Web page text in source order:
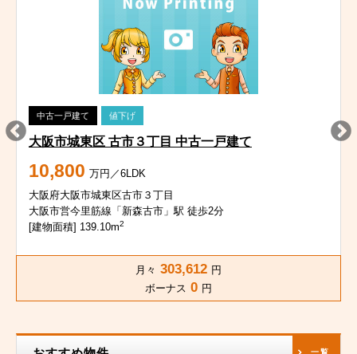
中古一戸建て 値下げ
大阪市城東区 古市３丁目 中古一戸建て
10,800 万円／6LDK
大阪府大阪市城東区古市３丁目
大阪市営今里筋線「新森古市」駅 徒歩2分
[建物面積] 139.10m2
月々 303,612 円
ボーナス 0 円
一覧